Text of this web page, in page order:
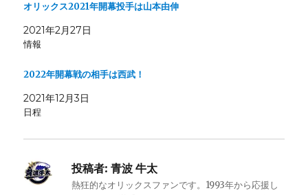
オリックス2021年開幕投手は山本由伸
2021年2月27日
情報
2022年開幕戦の相手は西武！
2021年12月3日
日程
投稿者: 青波 牛太
熱狂的なオリックスファンです。1993年から応援し